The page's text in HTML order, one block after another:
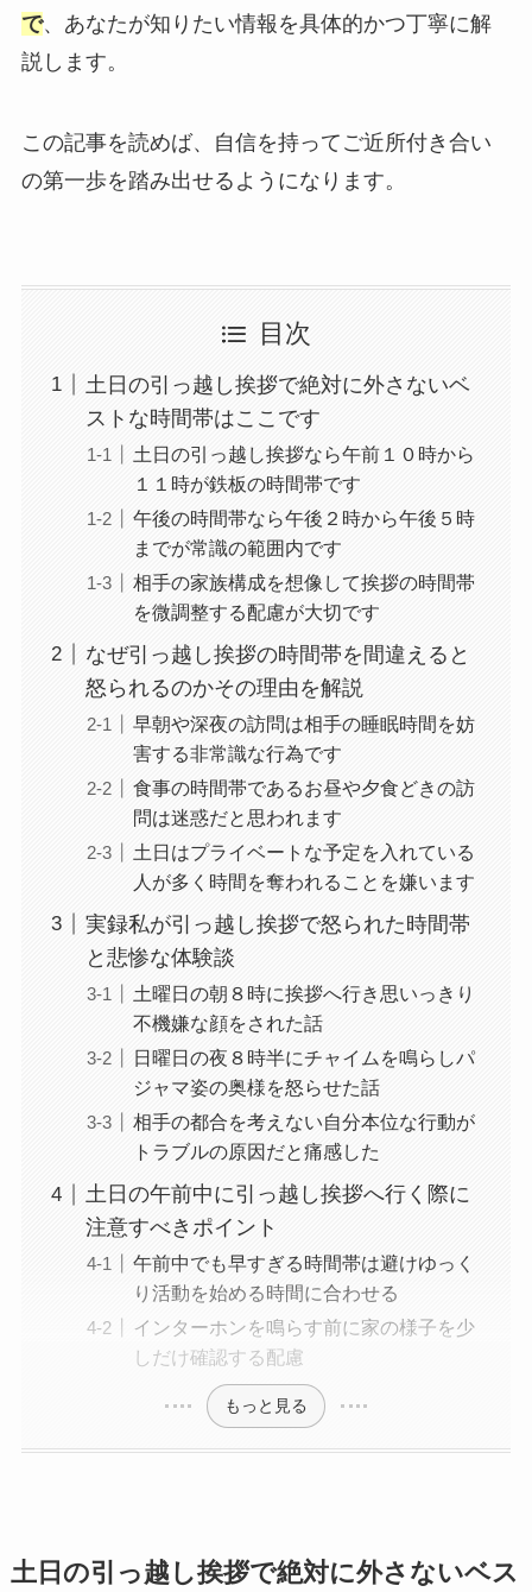
で、あなたが知りたい情報を具体的かつ丁寧に解
説します。
この記事を読めば、自信を持ってご近所付き合い
の第一歩を踏み出せるようになります。
目次
土日の引っ越し挨拶で絶対に外さないベ
ストな時間帯はここです
土日の引っ越し挨拶なら午前１０時から
１１時が鉄板の時間帯です
午後の時間帯なら午後２時から午後５時
までが常識の範囲内です
相手の家族構成を想像して挨拶の時間帯
を微調整する配慮が大切です
なぜ引っ越し挨拶の時間帯を間違えると
怒られるのかその理由を解説
早朝や深夜の訪問は相手の睡眠時間を妨
害する非常識な行為です
食事の時間帯であるお昼や夕食どきの訪
問は迷惑だと思われます
土日はプライベートな予定を入れている
人が多く時間を奪われることを嫌います
実録私が引っ越し挨拶で怒られた時間帯
と悲惨な体験談
土曜日の朝８時に挨拶へ行き思いっきり
不機嫌な顔をされた話
日曜日の夜８時半にチャイムを鳴らしパ
ジャマ姿の奥様を怒らせた話
相手の都合を考えない自分本位な行動が
トラブルの原因だと痛感した
土日の午前中に引っ越し挨拶へ行く際に
注意すべきポイント
午前中でも早すぎる時間帯は避けゆっく
り活動を始める時間に合わせる
インターホンを鳴らす前に家の様子を少
しだけ確認する配慮
もっと見る
土日の引っ越し挨拶で絶対に外さないベス